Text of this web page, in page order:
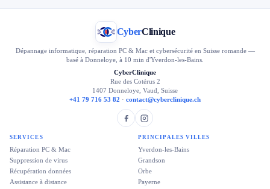
CyberClinique
Dépannage informatique, réparation PC & Mac et cybersécurité en Suisse romande —
basé à Donneloye, à 10 min d'Yverdon-les-Bains.
CyberClinique
Rue des Cotérus 2
1407 Donneloye, Vaud, Suisse
+41 79 716 53 82 · contact@cyberclinique.ch
SERVICES
Réparation PC & Mac
Suppression de virus
Récupération données
Assistance à distance
PRINCIPALES VILLES
Yverdon-les-Bains
Grandson
Orbe
Payerne